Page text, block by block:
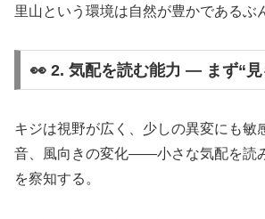
里山という環境は自然が豊かであるぶ
👀 2. 気配を読む能力 ― まず“見
キジは視野が広く、少しの異変にも敏
音、風向きの変化――小さな気配を読
を察知する。